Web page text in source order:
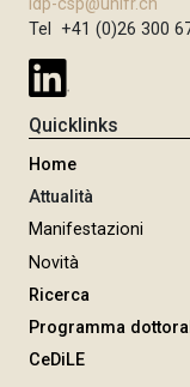
Tel +41 (0)26 300
Quicklinks
Home
Attualità
Manifestazioni
Novità
Ricerca
Programma
CeDiLE